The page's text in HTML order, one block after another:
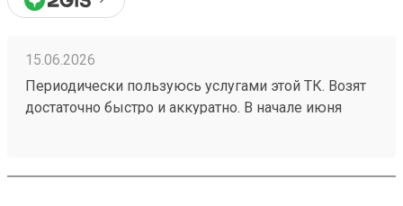
15.06.2026
Периодически пользуюсь услугами этой ТК. Возят
достаточно быстро и аккуратно. В начале июня
отправитель маркером указал это. Коробка пришла